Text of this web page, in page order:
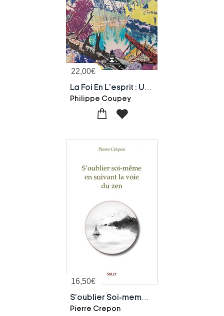
22,00€
Philippe Coupey
16,50€
Pierre Crepon